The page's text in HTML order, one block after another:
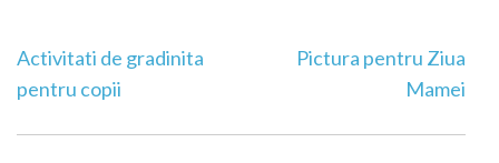
Post
Navigation
Activitati de gradinita
pentru copii
Pictura pentru Ziua
Mamei